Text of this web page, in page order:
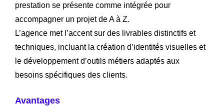
prestation se présente comme intégrée pour
accompagner un projet de A à Z.
L’agence met l’accent sur des livrables distinctifs et
techniques, incluant la création d’identités visuelles et
le développement d’outils métiers adaptés aux
besoins spécifiques des clients.
Avantages